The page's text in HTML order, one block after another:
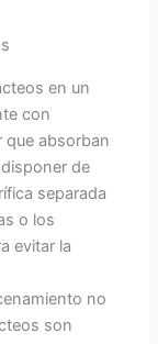
en un
con
que absorban
de
separada
o los
evitar la
no
son